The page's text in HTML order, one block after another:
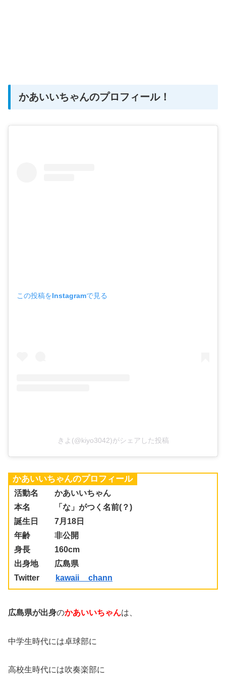
かあいいちゃんのプロフィール！
この投稿をInstagramで見る
きよ(@kiyo3042)がシェアした投稿
かあいいちゃんのプロフィール
活動名 かあいいちゃん
本名 「な」がつく名前(？)
誕生日 7月18日
年齢 非公開
身長 160cm
出身地 広島県
Twitter
kawaii__chann
広島県が出身のかあいいちゃんは、
中学生時代には卓球部に
高校生時代には吹奏楽部に